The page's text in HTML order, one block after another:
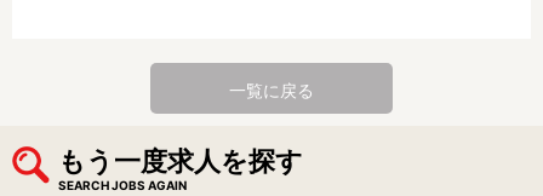
一覧に戻る
もう一度求人を探す
SEARCH JOBS AGAIN